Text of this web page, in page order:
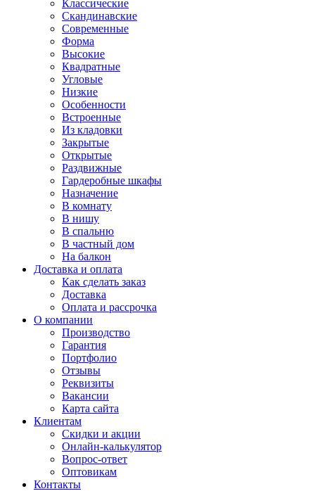
Классические
Скандинавские
Современные
Форма
Высокие
Квадратные
Угловые
Низкие
Особенности
Встроенные
Из кладовки
Закрытые
Открытые
Раздвижные
Гардеробные шкафы
Назначение
В комнату
В нишу
В спальню
В частный дом
На балкон
Доставка и оплата
Как сделать заказ
Доставка
Оплата и рассрочка
О компании
Производство
Гарантия
Портфолио
Отзывы
Реквизиты
Вакансии
Карта сайта
Клиентам
Скидки и акции
Онлайн-калькулятор
Вопрос-ответ
Оптовикам
Контакты